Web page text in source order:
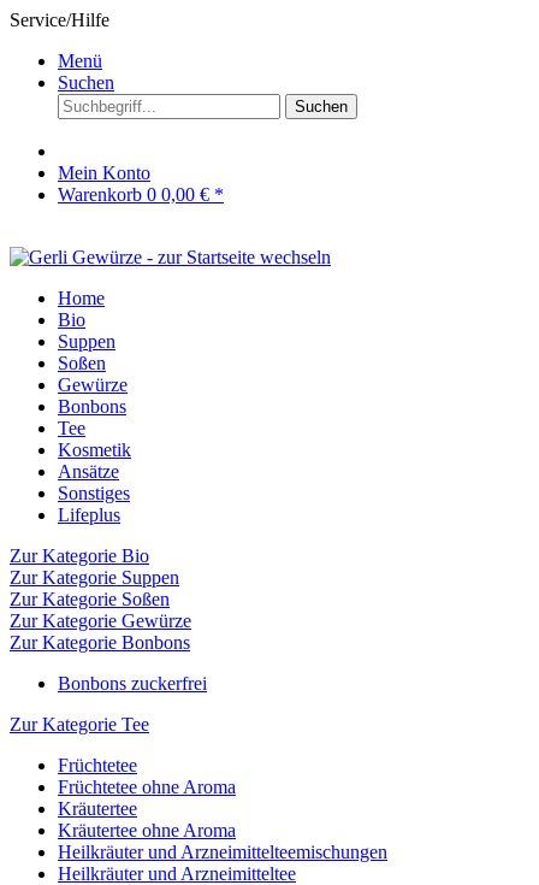
Service/Hilfe
Menü
Suchen
Suchen
Mein Konto
Warenkorb 0 0,00 € *
Home
Bio
Suppen
Soßen
Gewürze
Bonbons
Tee
Kosmetik
Ansätze
Sonstiges
Lifeplus
Zur Kategorie Bio
Zur Kategorie Suppen
Zur Kategorie Soßen
Zur Kategorie Gewürze
Zur Kategorie Bonbons
Bonbons zuckerfrei
Zur Kategorie Tee
Früchtetee
Früchtetee ohne Aroma
Kräutertee
Kräutertee ohne Aroma
Heilkräuter und Arzneimittelteemischungen
Heilkräuter und Arzneimitteltee